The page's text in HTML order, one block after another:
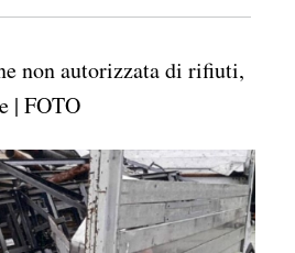
non autorizzata di rifiuti,
| FOTO